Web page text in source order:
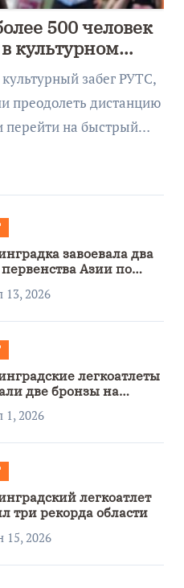
500 человек
культурном
забег РУТС,
преодолеть дистанцию
перейти на быстрый…
завоевала два
первенства Азии по
ножа
2026
легкоатлеты
две бронзы на
России
2026
легкоатлет
три рекорда области
2026